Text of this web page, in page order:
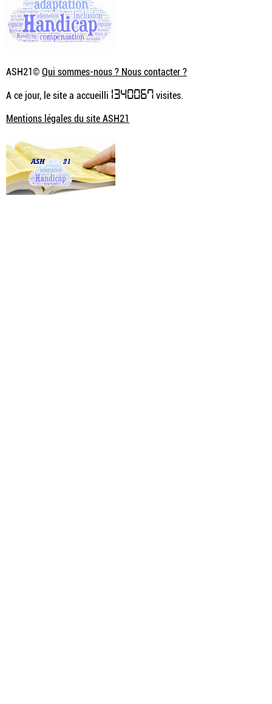
ASH21©Qui sommes-nous ? Nous contacter ?
A ce jour, le site a accueilli 1340067visites.
Mentions légales du site ASH21